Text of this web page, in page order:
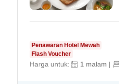
Penawaran Hotel Mewah
Flash Voucher
Harga untuk: 1 malam |